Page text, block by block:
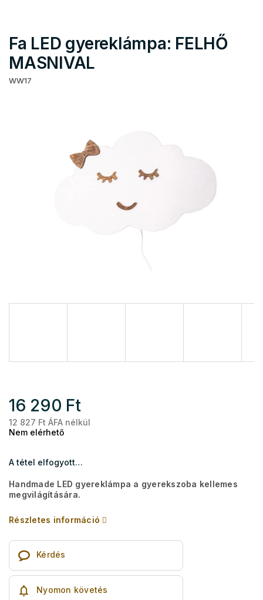
Fa LED gyereklámpa: FELHŐ
MASNIVAL
WW17
16 290 Ft
12 827 Ft ÁFA nélkül
Nem elérhető
A tétel elfogyott…
Handmade LED gyereklámpa a gyerekszoba kellemes
megvilágítására.
Részletes információ
Kérdés
Nyomon követés